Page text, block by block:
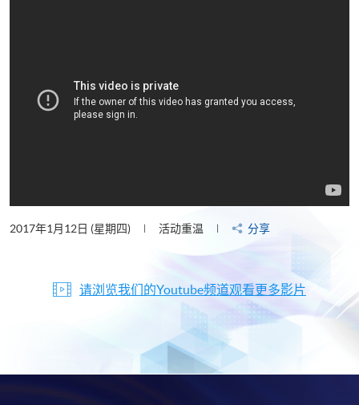
2017年1月12日 (星期四) 活动重温 分享
请浏览我们的Youtube频道观看更多影片